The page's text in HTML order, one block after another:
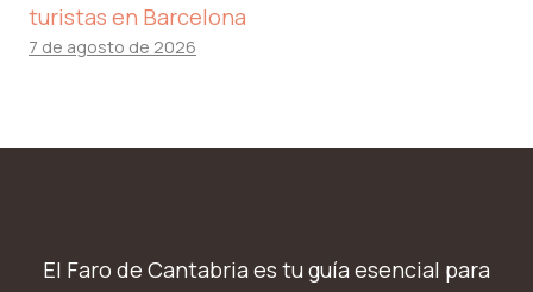
turistas en Barcelona
7 de agosto de 2026
El Faro de Cantabria es tu guía esencial para